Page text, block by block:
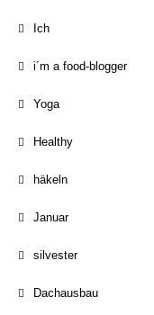
Ich
i´m a food-blogger
Yoga
Healthy
häkeln
Januar
silvester
Dachausbau